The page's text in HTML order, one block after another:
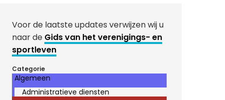
Voor de laatste updates verwijzen wij u
naar de Gids van het verenigings- en
sportleven
Categorie
Algemeen
Administratieve diensten